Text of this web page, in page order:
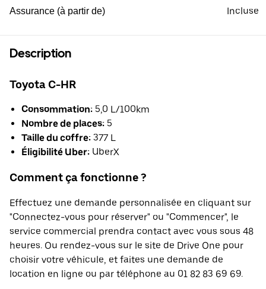
Assurance (à partir de) Incluse
Description
Toyota C-HR
Consommation: 5,0 L/100km
Nombre de places: 5
Taille du coffre: 377 L
Éligibilité Uber: UberX
Comment ça fonctionne ?
Effectuez une demande personnalisée en cliquant sur
"Connectez-vous pour réserver" ou "Commencer", le
service commercial prendra contact avec vous sous 48
heures. Ou rendez-vous sur le site de Drive One pour
choisir votre véhicule, et faites une demande de
location en ligne ou par téléphone au 01 82 83 69 69.